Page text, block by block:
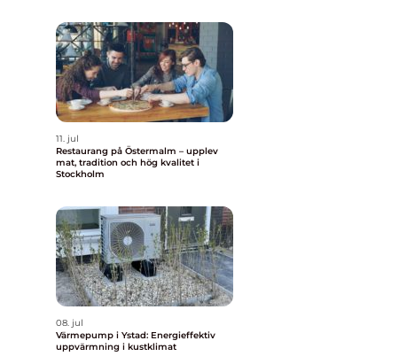
11. jul
Restaurang på Östermalm – upplev
mat, tradition och hög kvalitet i
Stockholm
08. jul
Värmepump i Ystad: Energieffektiv
uppvärmning i kustklimat